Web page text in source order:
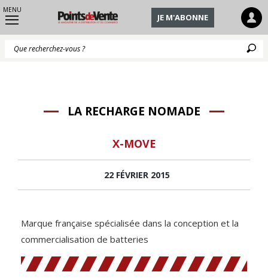
MENU
JE M'ABONNE
LA RECHARGE NOMADE
X-MOVE
22 FÉVRIER 2015
Marque française spécialisée dans la conception et la
commercialisation de batteries